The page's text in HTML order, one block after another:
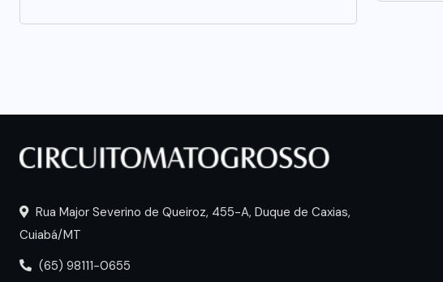
Rua Major Severino de Queiroz, 455-A, Duque de Caxias,
Cuiabá/MT
(65) 98111-0655